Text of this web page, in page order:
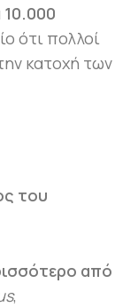
10.000
ότι πολλοί
κατοχή των
του
από
,